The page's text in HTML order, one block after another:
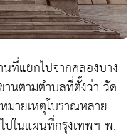
ที่แยกไปจากคลองบาง
นตามตำบลที่ตั้งว่า วัด
มายเหตุโบราณหลาย
ในแผนที่กรุงเทพฯ พ.